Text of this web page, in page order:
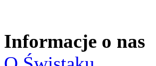
Informacje o nas